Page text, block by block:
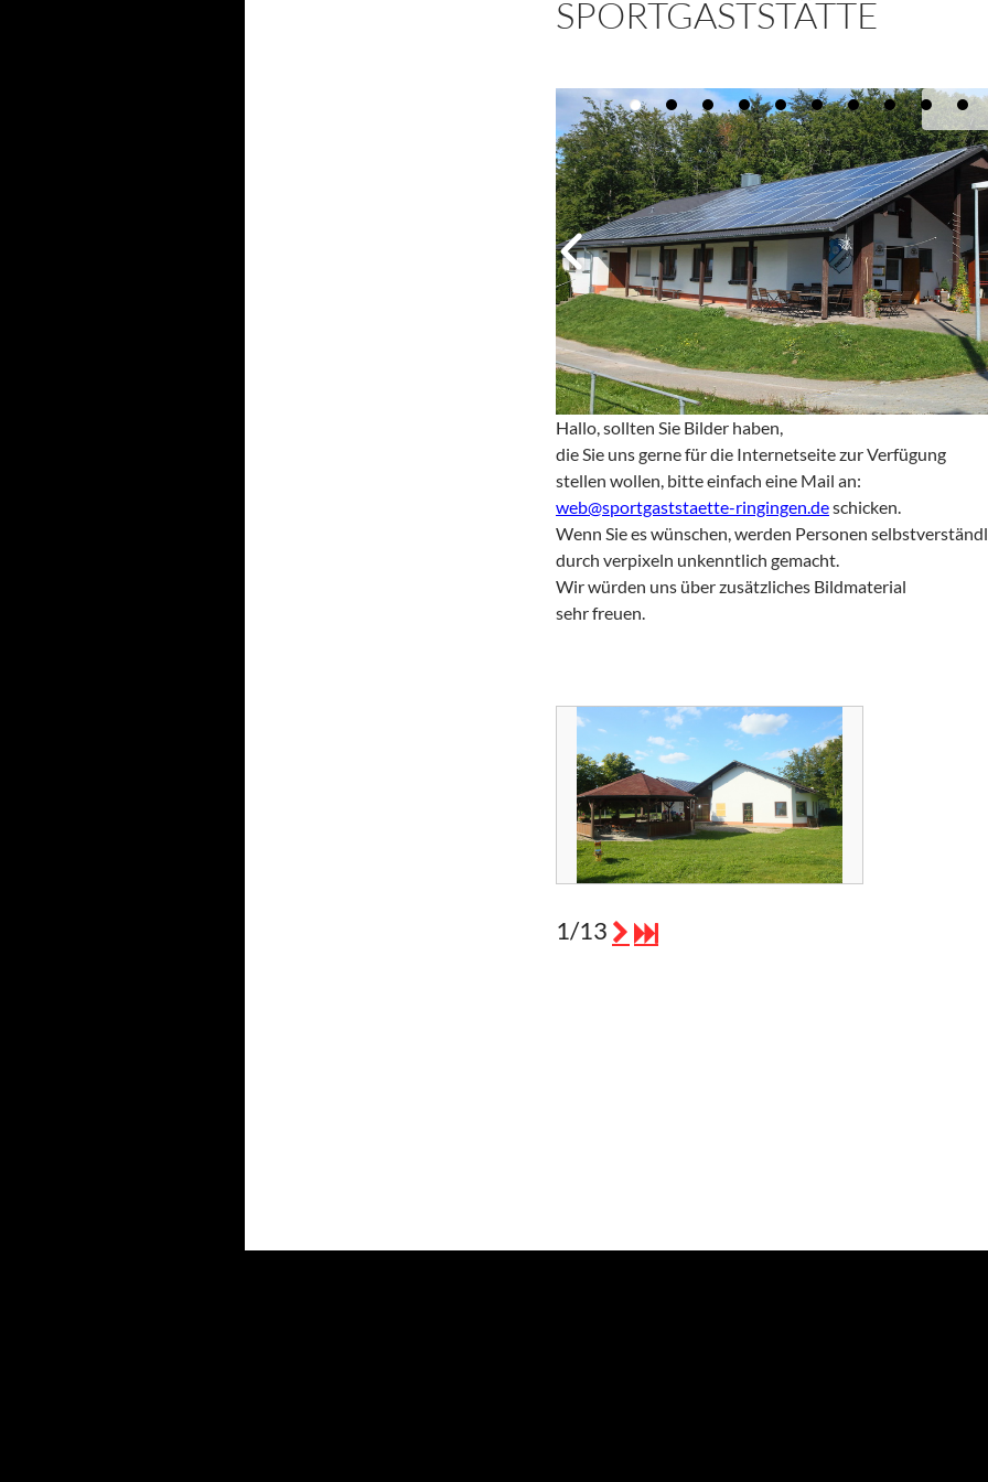
SPORTGASTSTÄTTE
Hallo, sollten Sie Bilder haben,
die Sie uns gerne für die Internetseite zur Verfügung
stellen wollen, bitte einfach eine Mail an:
web@sportgaststaette-ringingen.deschicken.
Wenn Sie es wünschen, werden Personen
durch verpixeln unkenntlich gemacht.
Wir würden uns über zusätzliches Bildmaterial
sehr freuen.
1/13